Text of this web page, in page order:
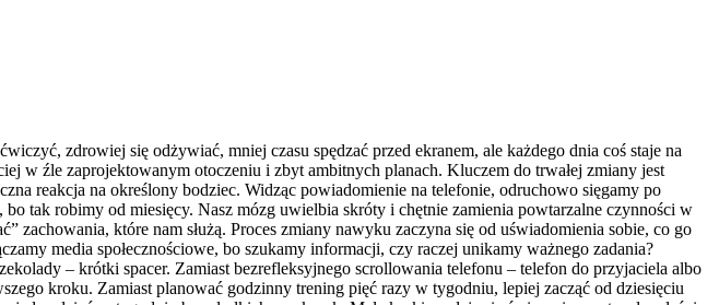
zdrowiej się odżywiać, mniej czasu spędzać przed ekranem, ale każdego dnia coś staje na
w źle zaprojektowanym otoczeniu i zbyt ambitnych planach. Kluczem do trwałej zmiany jest
reakcja na określony bodziec. Widząc powiadomienie na telefonie, odruchowo sięgamy po
tak robimy od miesięcy. Nasz mózg uwielbia skróty i chętnie zamienia powtarzalne czynności w
zachowania, które nam służą. Proces zmiany nawyku zaczyna się od uświadomienia sobie, co go
media społecznościowe, bo szukamy informacji, czy raczej unikamy ważnego zadania?
– krótki spacer. Zamiast bezrefleksyjnego scrollowania telefonu – telefon do przyjaciela albo
kroku. Zamiast planować godzinny trening pięć razy w tygodniu, lepiej zacząć od dziesięciu